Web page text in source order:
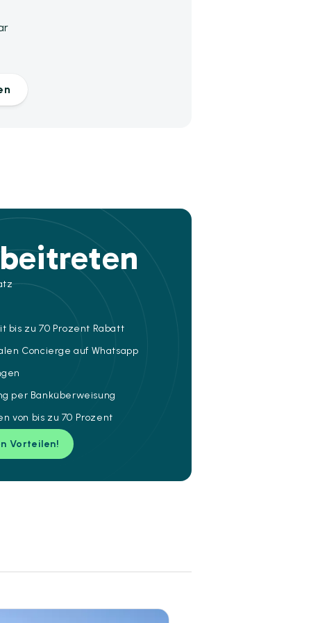
bis zu 70 Prozent Rabatt
Concierge auf Whatsapp
per Banküberweisung
von bis zu 70 Prozent
Vorteilen!